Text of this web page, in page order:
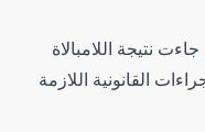
نتيجة اللامبالاة
القانونية اللازمة